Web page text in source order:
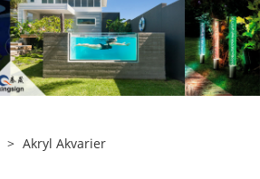
> Akryl Akvarier